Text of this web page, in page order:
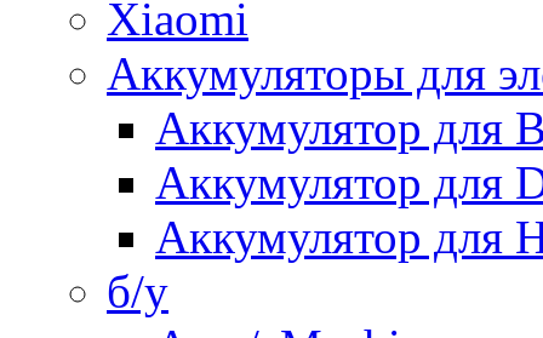
Xiaomi
Аккумуляторы для
Аккумулятор для
Аккумулятор для
Аккумулятор для
б/у